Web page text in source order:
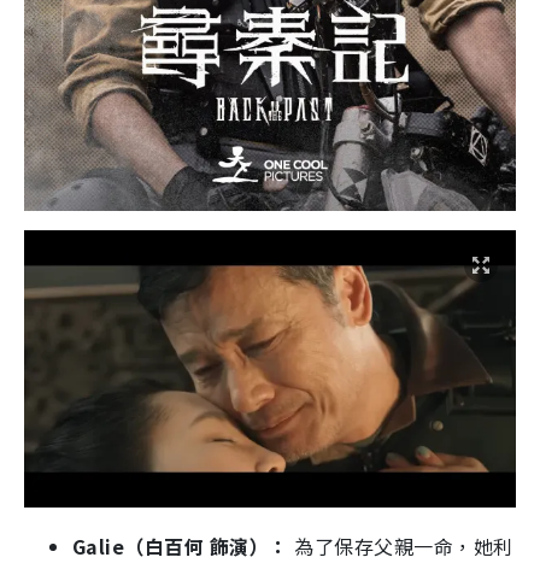
Galie（白百何 飾演）： 為了保存父親一命，她利